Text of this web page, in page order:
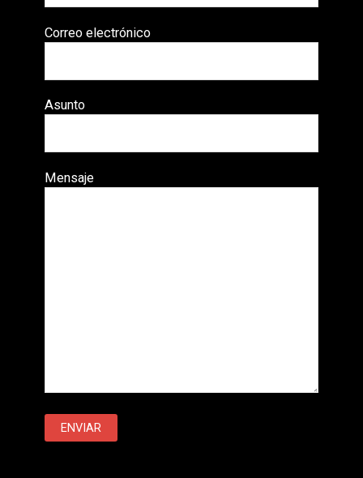
Correo electrónico
Asunto
Mensaje